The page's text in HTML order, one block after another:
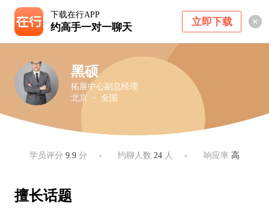
下载在行APP
约高手一对一聊天 立即下载
黑硕
拓展中心副总经理
北京 ・ 全国
学员评分9.9 分 约聊人数 24人 响应率 高
擅长话题